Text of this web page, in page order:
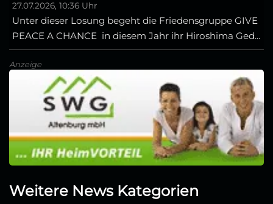
27.07.2026, 10:36 Uhr
Unter dieser Losung begeht die Friedensgruppe GIVE
PEACE A CHANCE in diesem Jahr ihr Hiroshima Ged...
Anzeige
Weitere News Kategorien